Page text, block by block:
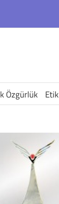
Özgürlük Etik